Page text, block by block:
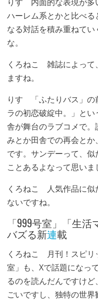
ハーレム系とかと比べ
なる対話を積み重ねて
な。
くろねこ
雑誌によって
ますね。
りす 「ふたりバス」の
ラの初恋破綻中。」と
舎が舞台のラブコメで
みとか田舎での再会と
です。サンデーって、
ことあるよなって思いま
くろねこ
人気作品に似
ないですね。
「999号室」「生
バズる新連載
くろねこ
月刊！スピリ
室」も、Xで話題になっ
るのを読んだんですけど
ごいですし、独特の世